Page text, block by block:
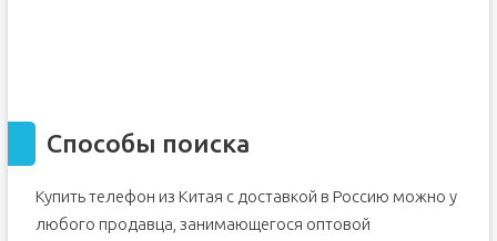
Способы поиска
Купить телефон из Китая с доставкой в Россию можно у
любого продавца, занимающегося оптовой